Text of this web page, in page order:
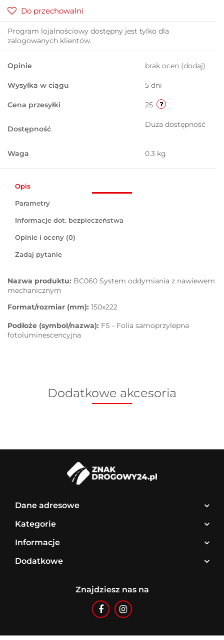
Do przechowalni
Program lojalnościowy dostępny jest tylko dla
zalogowanych klientów.
Opinie brak ocen (dodaj)
Wysyłka w ciągu 5 dni
Cena przesyłki 25
Dostępność Duża dostępność
Waga 0.3 kg
Opis
Parametry
Informacje dot. bezpieczeństwa
Opinie i oceny (0)
Zadaj pytanie
Nazwa produktu: BC060 System oddymiania z nawiewem
mechanicznym
Format/rozmiar (mm): 150x222
Podłoże (symbol/nazwa): FS - Folia samoprzylepna
fotoluminescencyjna
Dodatkowe akcesoria
Dane adresowe
Kategorie
Informacje
Dodatkowe
Znajdziesz nas na